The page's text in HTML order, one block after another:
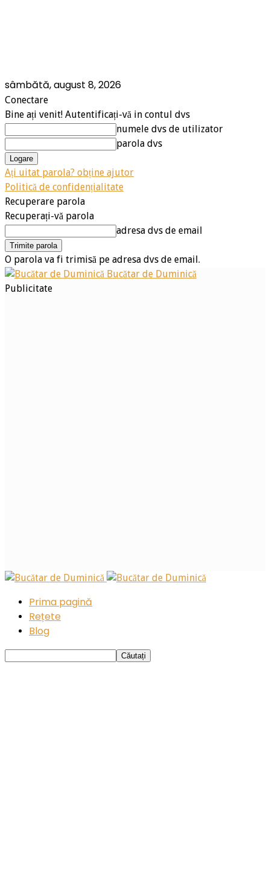
sâmbătă, august 8, 2026
Conectare
Bine ați venit! Autentificați-vă in contul dvs
numele dvs de utilizator
parola dvs
Ați uitat parola? obține ajutor
Politică de confidențialitate
Recuperare parola
Recuperați-vă parola
adresa dvs de email
O parola va fi trimisă pe adresa dvs de email.
Bucătar de Duminică
Publicitate
Prima pagină
Rețete
Blog